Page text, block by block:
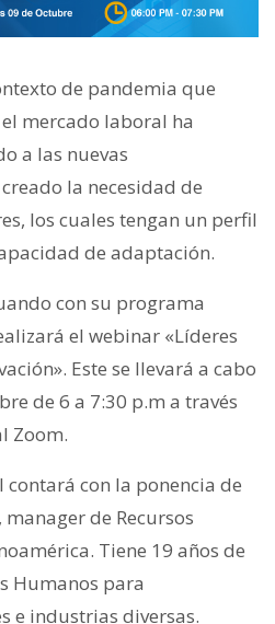
de pandemia que
mercado laboral ha
a las nuevas
la necesidad de
los cuales tengan un perfil
de adaptación.
con su programa
el webinar «Líderes
Este se llevará a cabo
de 6 a 7:30 p.m a través
Zoom.
con la ponencia de
de Recursos
Tiene 19 años de
Humanos para
e industrias diversas.